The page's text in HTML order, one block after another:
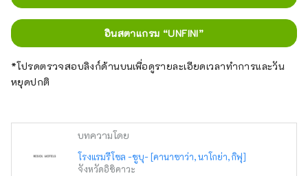
อินสตาแกรม “UNFINI”
*โปรดตรวจสอบลิงก์ด้านบนเพื่อดูรายละเอียดเวลาทำการและวัน
หยุดปกติ
บทความโดย
โรงแรมรีโซล -ชูบุ- [คานาซาว่า, นาโกย่า, กิฟุ]
จังหวัดอิชิคาวะ